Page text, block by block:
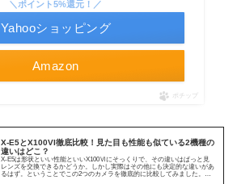
Amazon
＼ポイント5%還元！／
Yahooショッピング
ポチップ
X-E5とX100VI徹底比較！見た目も性能も似ている2機種の
違いはどこ？
X-E5は形状といい性能といいX100Ⅵにそっくりで、その違いはぱっと見
レンズを交換できるかどうか。しかし実際はその他にも決定的な違いがあ
るはず。ということでこの2つのカメラを徹底的に比較してみました。フ